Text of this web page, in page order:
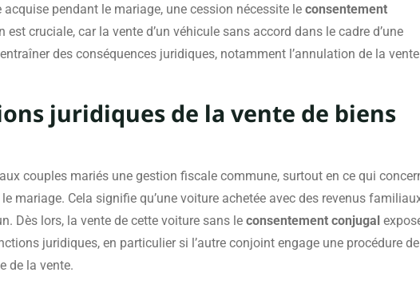
acquise pendant le mariage, une cession nécessite le consentement
est cruciale, car la vente d’un véhicule sans accord dans le cadre d’une
des conséquences juridiques, notamment l’annulation de la
juridiques de la vente de biens
couples mariés une gestion fiscale commune, surtout en ce qui
mariage. Cela signifie qu’une voiture achetée avec des revenus
Dès lors, la vente de cette voiture sans le consentement conjugal
juridiques, en particulier si l’autre conjoint engage une procédure de
de la vente.